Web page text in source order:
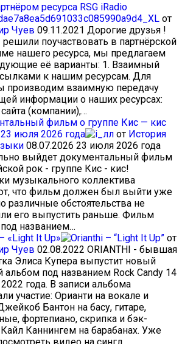
ресурса RSG iRadio
от
Чуев 09.11.2021 Дорогие друзья !
поучаствовать в партнёрской
нашего ресурса, мы предлагаем
её варианты: 1. Взаимный
к нашим ресурсам. Для
производим взаимную передачу
информации о наших ресурсах:
(компании),…
фильм о группе Кис — кис
июля 2026 года
от История
08.07.2026 23 июля 2026 года
выйдет документальный фильм
рок - группе Кис - кис!
музыкального коллектива
что фильм должен был выйти уже
различные обстоятельства не
его выпустить раньше. Фильм
названием…
«Light It Up»
от
Чуев 02.08.2022 ORIANTHI - бывшая
Элиса Купера выпустит новый
альбом под названием Rock Candy 14
года. В записи альбома
участие: Орианти на вокале и
Бантон на басу, гитаре,
фортепиано, скрипка и бэк-
Каннингем на барабанах. Уже
видео на сингл…